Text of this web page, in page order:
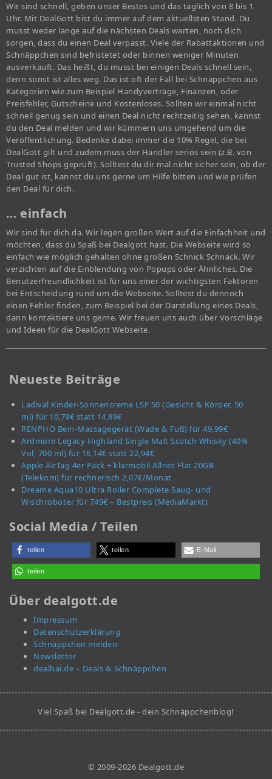
Wir sind schnell, geben unser Bestes und das täglich von 8 bis 1
Uhr. Mit DealGott bist du immer auf dem aktuellsten Stand. Du
musst weder lange auf die nächsten Deals warten, noch dich
sorgen, dass du einen Deal verpasst. Viele der Rabattaktionen und
Schnäppchen sind befristetet oder binnen weniger Minuten
ausverkauft. Das heißt, du musst bei einigen Deals schnell sein,
denn sonst ist alles weg. Das ist oft der Fall bei Schnäppchen aus
Kategorien wie zum Beispiel Handyverträge, Finanzen, oder
Preisfehler, Gutscheine und Kostenloses. Sollten wir einmal nicht
schnell genug sein und einen Deal nicht rechtzeitig sehen, kannst
du den Deal melden und wir kümmern uns umgehend um die
Veröffentlichung. Bedenke dabei immer die 10% Regel, die bei
DealGott gilt und zudem muss der Händler seriös sein (z.B. von
Trusted Shops geprüft). Solltest du dir mal nicht sicher sein, ob der
Deal gut ist, kannst du uns gerne um Hilfe bitten und wie prüfen
den Deal für dich.
… einfach
Wir sind für dich da. Wir legen großen Wert auf die Einfachheit und
möchten, dass du Spaß bei Dealgott hast. Die Webseite wird so
einfach wie möglich gehalten ohne großen Schnick Schnack. Wir
verzichten auf die Einblendung von Popups oder Ähnliches. Die
Benutzerfreundlichkeit ist für uns einer der wichtigsten Faktoren
bei Entscheidung rund um die Webseite. Solltest du dennoch
einen Fehler finden, zum Beispiel bei der Darstellung eines Deals,
dann kontaktiere uns gerne. Wir freuen uns auch über Vorschläge
und Ideen für die DealGott Webseite.
Neueste Beiträge
Ladival Kinder-Sonnencreme LSF 50 (Gesicht & Körper, 50
ml) für 10,79€ statt 14,89€
RENPHO Bein-Massagegerät (Wade & Fuß) für 49,99€
Ardmore Legacy Highland Single Malt Scotch Whisky (40%
Vol, 700 ml) für 16,14€ statt 22,94€
Apple AirTag 4er Pack + klarmobil Allnet Flat 20GB
(Telekom) für rechnerisch 2,07€/Monat
Dreame Aqua10 Ultra Roller Complete Saug- und
Wischroboter für 749€ – Bestpreis (MediaMarkt)
Social Media / Teilen
teilen teilen E-Mail
teilen
Über dealgott.de
Impressum
Datenschutzerklärung
Schnäppchen melden
Newsletter
dealhai.de – Deals & Schnäppchen
Viel Spaß bei Dealgott.de - dein Schnäppchenblog!
© 2009-2026 Dealgott.de